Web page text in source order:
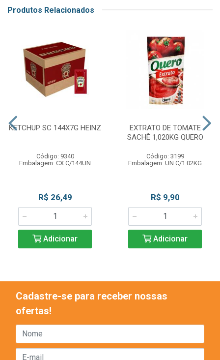
Produtos Relacionados
KETCHUP SC 144X7G HEINZ
Código: 9340
Embalagem: CX C/144UN
R$ 26,49
Adicionar
EXTRATO DE TOMATE
SACHÊ 1,020KG QUERO
Código: 3199
Embalagem: UN C/1.02KG
R$ 9,90
Adicionar
Cadastre-se para receber nossas
ofertas!